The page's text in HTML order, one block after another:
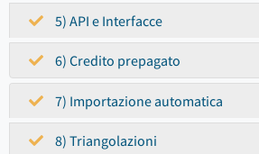
5) API e Interfacce
6) Credito prepagato
7) Importazione automatica
8) Triangolazioni